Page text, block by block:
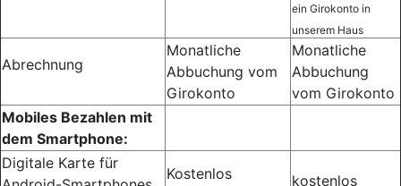
ein Girokonto in
unserem Haus
Abrechnung
Monatliche
Abbuchung vom
Girokonto
Monatliche
Abbuchung
vom Girokonto
Mobiles Bezahlen mit
dem Smartphone:
Digitale Karte für
Kostenlos kostenlos